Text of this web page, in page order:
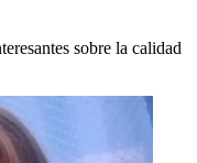
sobre la calidad